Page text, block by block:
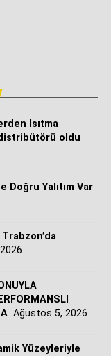
Isıtma
oldu
Doğru Yalıtım Var
Ağustos 5, 2026
Yüzeyleriyle